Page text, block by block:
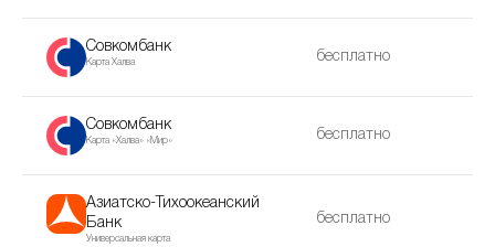
Совкомбанк
Карта Халва бесплатно
Совкомбанк
Карта «Халва» «Мир» бесплатно
Азиатско-Тихоокеанский
Банк
Универсальная карта
бесплатно